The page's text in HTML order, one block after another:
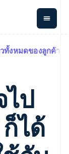
าร
Payouts
เบิกจ่าย
กับ
คลที่
แพลตฟ
การชำ
เงินสำ
แพลตฟ
วทั้งหมดของลูกค้า
ไป
ได้